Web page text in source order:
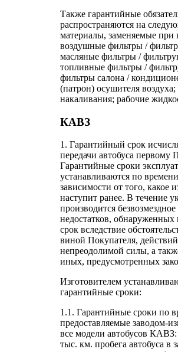
Также гарантийные
распространяются на
материалы, заменяемые
воздушные фильтры /
масляные фильтры /
топливные фильтры /
фильтры салона /
(патрон) осушителя
накаливания; рабочие
КАВЗ
1. Гарантийный срок
передачи автобуса первому
Гарантийные сроки
устанавливаются по
зависимости от того, какое
наступит ранее. В течение
производится
недостатков,
срок вследствие
виной Покупателя,
непреодолимой силы, а
иных, предусмотренных
Изготовителем
гарантийные сроки:
1.1. Гарантийные сроки по
предоставляемые заводом-
все модели автобусов
тыс. км. пробега автобуса в